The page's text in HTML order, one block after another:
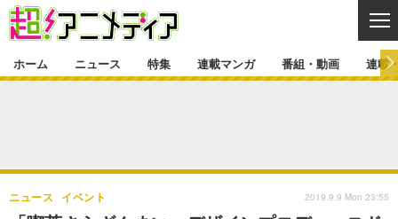
ゲーム・アプリ マンガ
特集一覧 カバー
連載マンガ
連載マンガ一覧 連載一覧
番組・動画
ホーム ニュース 特集 連載マンガ 番組・動画 連載
ニュース イベント 2019.9.9 Mon 23:55